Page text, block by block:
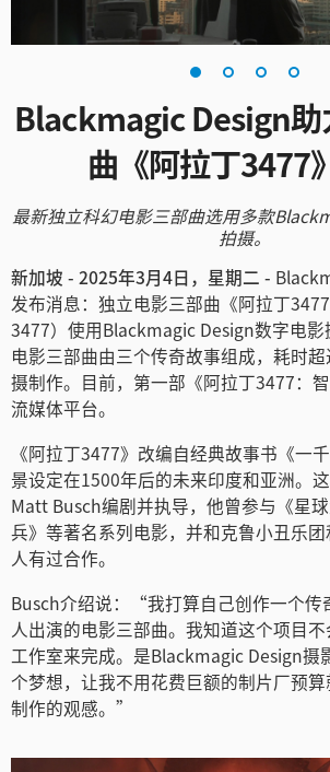
中国
Finland
France
中国香港
India
Italy
Japan
Korea
Mexico
Malaysia
Netherlands
New Zealand
Norway
Poland
Blackmagic Design助
曲《阿拉丁3477
最新独立科幻电影三部曲选用多款
拍摄。
新加坡 - 2025年3月4日，星期二 -
发布消息：独立电影三部曲《阿拉丁
3477）使用Blackmagic Design数字电
电影三部曲由三个传奇故事组成，耗时
摄制作。目前，第一部《阿拉丁3477：
流媒体平台。
《阿拉丁3477》改编自经典故事书《一
景设定在1500年后的未来印度和亚洲。
Matt Busch编剧并执导，他曾参与《星
兵》等著名系列电影，并和克鲁小丑乐
人有过合作。
Busch介绍说：“我打算自己创作一个传
人出演的电影三部曲。我知道这个项目
工作室来完成。是Blackmagic Design摄
个梦想，让我不用花费巨额的制片厂预
制作的观感。”